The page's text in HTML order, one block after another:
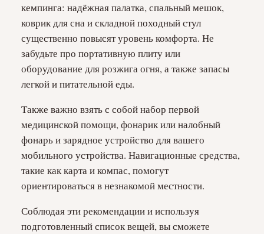
кемпинга: надёжная палатка, спальный мешок,
коврик для сна и складной походный стул
существенно повысят уровень комфорта. Не
забудьте про портативную плиту или
оборудование для розжига огня, а также запасы
легкой и питательной еды.
Также важно взять с собой набор первой
медицинской помощи, фонарик или налобный
фонарь и зарядное устройство для вашего
мобильного устройства. Навигационные средства,
такие как карта и компас, помогут
ориентироваться в незнакомой местности.
Соблюдая эти рекомендации и используя
подготовленный список вещей, вы сможете